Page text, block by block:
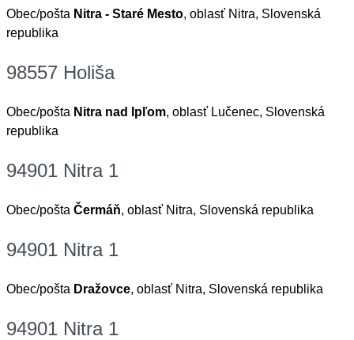
Obec/pošta Nitra - Staré Mesto, oblasť Nitra, Slovenská
republika
98557 Holiša
Obec/pošta Nitra nad Ipľom, oblasť Lučenec, Slovenská
republika
94901 Nitra 1
Obec/pošta Čermáň, oblasť Nitra, Slovenská republika
94901 Nitra 1
Obec/pošta Dražovce, oblasť Nitra, Slovenská republika
94901 Nitra 1